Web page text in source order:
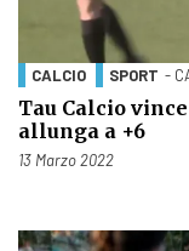
CALCIO SPORT -
Tau Calcio
allunga a +6
Pubblicato il
13 Marzo 2022